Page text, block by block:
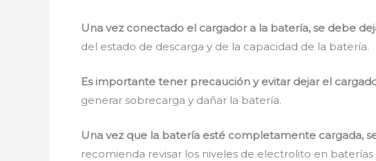
Una vez conectado el cargador a la batería, se debe
del estado de descarga y de la capacidad de la batería.
Es importante tener precaución y evitar dejar el
generar sobrecarga y dañar la batería.
Una vez que la batería esté completamente cargada,
recomienda revisar los niveles de electrolito en